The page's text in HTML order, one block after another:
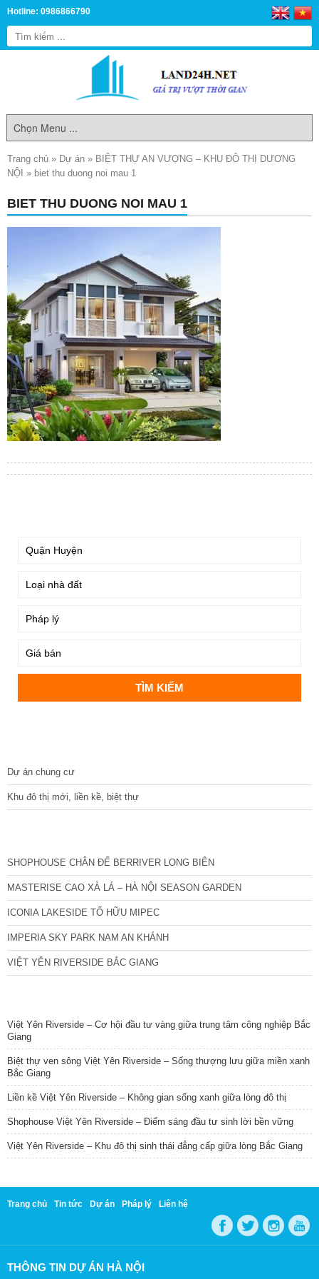
Hotline: 0986866790
Trang chủ » Dự án » BIỆT THỰ AN VƯỢNG – KHU ĐÔ THỊ DƯƠNG
NỘI » biet thu duong noi mau 1
BIET THU DUONG NOI MAU 1
Dự án chung cư
Khu đô thị mới, liền kề, biệt thự
SHOPHOUSE CHÂN ĐẾ BERRIVER LONG BIÊN
MASTERISE CAO XÀ LÁ – HÀ NỘI SEASON GARDEN
ICONIA LAKESIDE TỐ HỮU MIPEC
IMPERIA SKY PARK NAM AN KHÁNH
VIỆT YÊN RIVERSIDE BẮC GIANG
Việt Yên Riverside – Cơ hội đầu tư vàng giữa trung tâm công nghiệp Bắc
Giang
Biệt thự ven sông Việt Yên Riverside – Sống thượng lưu giữa miền xanh
Bắc Giang
Liền kề Việt Yên Riverside – Không gian sống xanh giữa lòng đô thị
Shophouse Việt Yên Riverside – Điểm sáng đầu tư sinh lời bền vững
Việt Yên Riverside – Khu đô thị sinh thái đẳng cấp giữa lòng Bắc Giang
Trang chủ Tin tức Dự án Pháp lý Liên hệ
THÔNG TIN DỰ ÁN HÀ NỘI